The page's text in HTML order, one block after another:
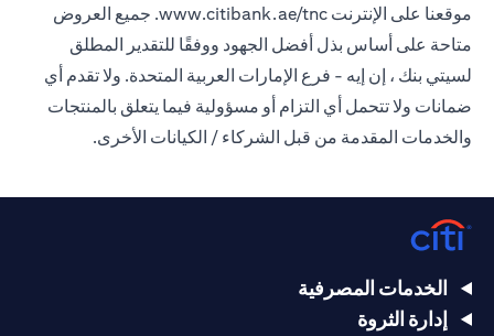
موقعنا على الإنترنت www.citibank.ae/tnc. جميع العروض
متاحة على أساس بذل أفضل الجهود ووفقًا للتقدير المطلق
لسيتي بنك ، إن إيه - فرع الإمارات العربية المتحدة. ولا تقدم أي
ضمانات ولا تتحمل أي التزام أو مسؤولية فيما يتعلق بالمنتجات
والخدمات المقدمة من قبل الشركاء / الكيانات الأخرى.
الخدمات المصرفية
إدارة الثروة